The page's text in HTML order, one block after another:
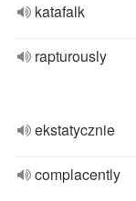
katafalk
rapturously
ekstatycznie
complacently